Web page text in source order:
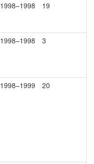
1998–1998 19
1998–1998 3
1998–1999 20